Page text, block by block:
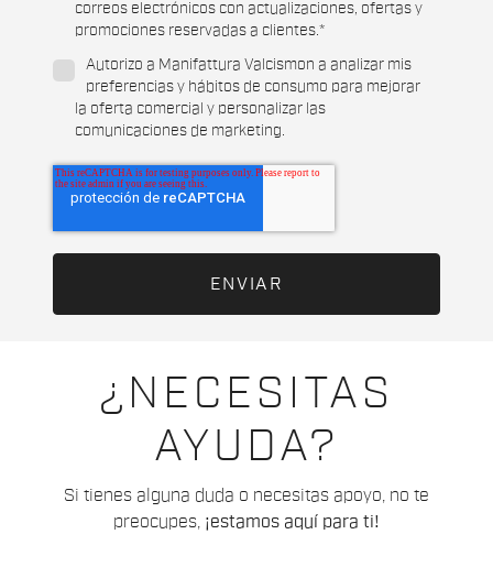
¿NECESITAS
AYUDA?
Si tienes alguna duda o necesitas apoyo, no te
preocupes, ¡estamos aquí para ti!
correos electrónicos con actualizaciones, ofertas y
promociones reservadas a clientes.*
Autorizo a Manifattura Valcismon a analizar mis
preferencias y hábitos de consumo para mejorar
la oferta comercial y personalizar las
comunicaciones de marketing.